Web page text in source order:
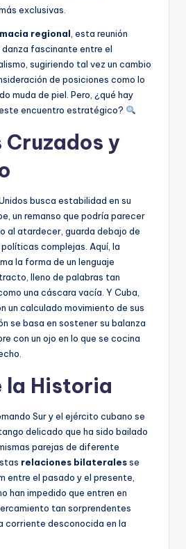
exclusivas.
regional , esta reunión
fascinante entre el
sugiriendo tal vez un cambio
de posiciones como lo
muda de piel. Pero, ¿qué hay
encuentro estratégico?
Cruzados y
busca estabilidad en su
un remanso que podría parecer
al atardecer, guarda debajo de
complejas. Aquí, la
la forma de un lenguaje
lleno de palabras tan
una cáscara vacía. Y Cuba,
un calculado movimiento de sus
se basa en sostener su balanza
con un ojo en lo que se cocina
la Historia
Sur y el ejército cubano se
delicado que ha sido bailado
parejas de diferente
relaciones bilateralesse
entre el pasado y el presente,
han impedido que entren en
tan sorprendentes
corriente desconocida en la